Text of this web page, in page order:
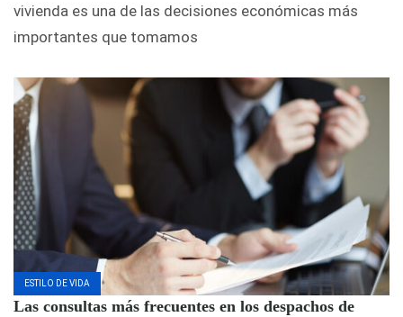
vivienda es una de las decisiones económicas más
importantes que tomamos
ESTILO DE VIDA
Las consultas más frecuentes en los despachos de